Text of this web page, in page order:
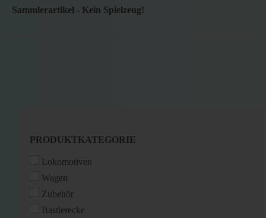
Sammlerartikel - Kein Spielzeug!
PRODUKTKATEGORIE
PRODUKTKATEGORIE
Lokomotiven
Wagen
Zubehör
Bastlerecke